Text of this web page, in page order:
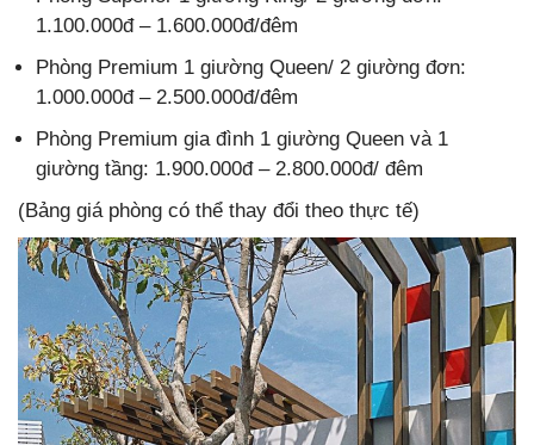
1.100.000đ – 1.600.000đ/đêm
Phòng Premium 1 giường Queen/ 2 giường đơn:
1.000.000đ – 2.500.000đ/đêm
Phòng Premium gia đình 1 giường Queen và 1
giường tầng: 1.900.000đ – 2.800.000đ/ đêm
(Bảng giá phòng có thể thay đổi theo thực tế)